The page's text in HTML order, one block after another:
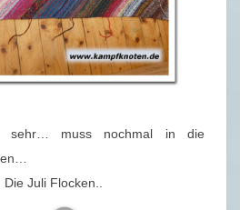
muss nochmal in die
Die Juli Flocken..